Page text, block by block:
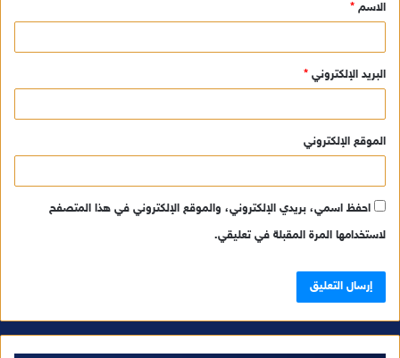
*
الاسم *
البريد الإلكتروني *
الموقع الإلكتروني
احفظ اسمي، بريدي الإلكتروني، والموقع الإلكتروني في هذا المتصفح
لاستخدامها المرة المقبلة في تعليقي.